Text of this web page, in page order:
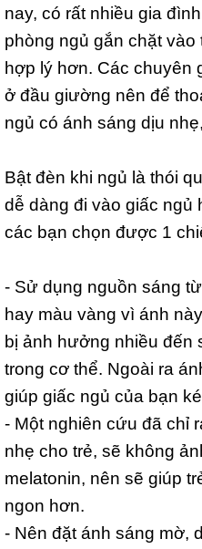
nay, có rất nhiều gia
phòng ngủ gắn chặt
hợp lý hơn. Các chuyên
ở đầu giường nên để
ngủ có ánh sáng dịu
Bật đèn khi ngủ là thói
dễ dàng đi vào giấc
các bạn chọn được 1
- Sử dụng nguồn sáng
hay màu vàng vì ánh
bị ảnh hưởng nhiều đến
trong cơ thể. Ngoài ra
giúp giấc ngủ của bạn
- Một nghiên cứu đã chỉ
nhẹ cho trẻ, sẽ không
melatonin, nên sẽ giúp
ngon hơn.
- Nên đặt ánh sáng mờ,